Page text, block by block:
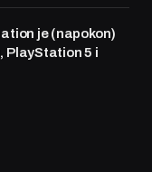
je (napokon)
PlayStation 5 i